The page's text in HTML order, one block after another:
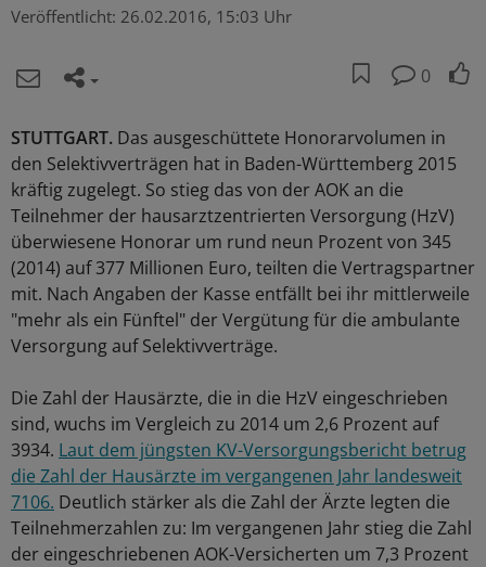
Veröffentlicht: 26.02.2016, 15:03 Uhr
0
STUTTGART. Das ausgeschüttete Honorarvolumen in
den Selektivverträgen hat in Baden-Württemberg 2015
kräftig zugelegt. So stieg das von der AOK an die
Teilnehmer der hausarztzentrierten Versorgung (HzV)
überwiesene Honorar um rund neun Prozent von 345
(2014) auf 377 Millionen Euro, teilten die Vertragspartner
mit. Nach Angaben der Kasse entfällt bei ihr mittlerweile
"mehr als ein Fünftel" der Vergütung für die ambulante
Versorgung auf Selektivverträge.
Die Zahl der Hausärzte, die in die HzV eingeschrieben
sind, wuchs im Vergleich zu 2014 um 2,6 Prozent auf
3934. Laut dem jüngsten KV-Versorgungsbericht betrug
die Zahl der Hausärzte im vergangenen Jahr landesweit
7106. Deutlich stärker als die Zahl der Ärzte legten die
Teilnehmerzahlen zu: Im vergangenen Jahr stieg die Zahl
der eingeschriebenen AOK-Versicherten um 7,3 Prozent